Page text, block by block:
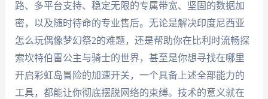
路、多平台支持、稳定无限的专属带宽、坚固的数据加
密，以及随时待命的专业售后。无论是解决印度尼西亚
怎么玩偶像梦幻祭2的难题，还是帮助你在比利时流畅探
索坎特伯雷公主与骑士的世界，甚至是你想寻找在哪里
开启彩虹岛冒险的加速开关，一个具备上述全部能力的
工具，都能让你彻底摆脱网络的束缚。技术的意义就在